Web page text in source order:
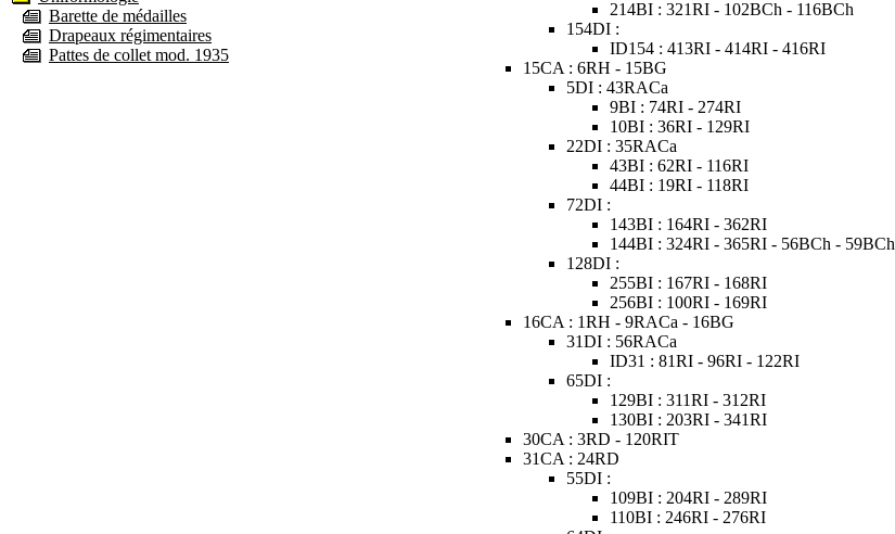
Barette de médailles
Drapeaux régimentaires
Pattes de collet mod. 1935
214BI : 321RI - 102BCh - 116BCh
154DI :
ID154 : 413RI - 414RI - 416RI
15CA : 6RH - 15BG
5DI : 43RACa
9BI : 74RI - 274RI
10BI : 36RI - 129RI
22DI : 35RACa
43BI : 62RI - 116RI
44BI : 19RI - 118RI
72DI :
143BI : 164RI - 362RI
144BI : 324RI - 365RI - 56BCh - 59BCh
128DI :
255BI : 167RI - 168RI
256BI : 100RI - 169RI
16CA : 1RH - 9RACa - 16BG
31DI : 56RACa
ID31 : 81RI - 96RI - 122RI
65DI :
129BI : 311RI - 312RI
130BI : 203RI - 341RI
30CA : 3RD - 120RIT
31CA : 24RD
55DI :
109BI : 204RI - 289RI
110BI : 246RI - 276RI